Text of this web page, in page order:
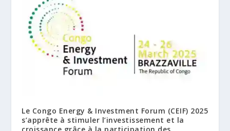
Le Congo Energy & Investment Forum (CEIF) 2025
s’apprête à stimuler l’investissement et la